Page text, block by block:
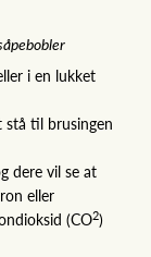
i en lukket
til brusingen
dere vil se at
eller
(CO2)